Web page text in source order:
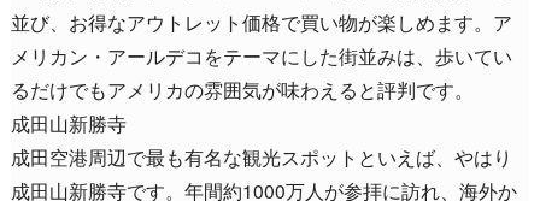
並び、お得なアウトレット価格で買い物が楽しめます。ア
メリカン・アールデコをテーマにした街並みは、歩いてい
るだけでもアメリカの雰囲気が味わえると評判です。
成田山新勝寺
成田空港周辺で最も有名な観光スポットといえば、やはり
成田山新勝寺です。年間約1000万人が参拝に訪れ、海外か